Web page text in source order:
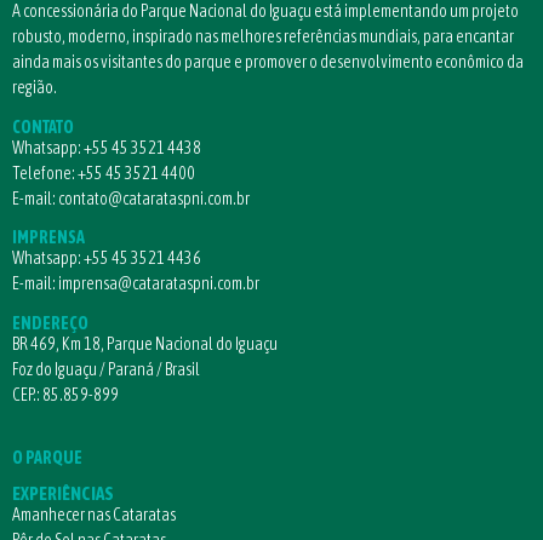
A concessionária do Parque Nacional do Iguaçu está implementando um projeto
robusto, moderno, inspirado nas melhores referências mundiais, para encantar
ainda mais os visitantes do parque e promover o desenvolvimento econômico da
região.
CONTATO
Whatsapp:+55 45 3521 4438
Telefone:+55 45 3521 4400
E-mail: contato@catarataspni.com.br
IMPRENSA
Whatsapp:+55 45 3521 4436
E-mail: imprensa@catarataspni.com.br
ENDEREÇO
BR 469, Km 18, Parque Nacional do Iguaçu
Foz do Iguaçu / Paraná / Brasil
CEP.: 85.859-899
O PARQUE
EXPERIÊNCIAS
Amanhecer nas Cataratas